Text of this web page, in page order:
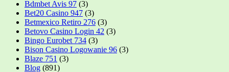
Bdmbet Avis 97 (3)
Bet20 Casino 947 (3)
Betmexico Retiro 276 (3)
Betovo Casino Login 42 (3)
Bingo Eurobet 734 (3)
Bison Casino Logowanie 96 (3)
Blaze 751 (3)
Blog (891)